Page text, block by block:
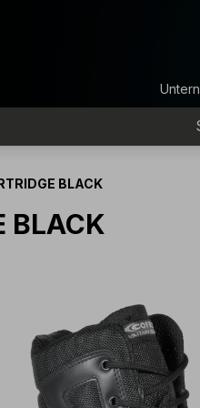
BLACK
BLACK